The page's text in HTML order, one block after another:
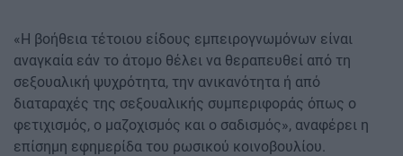
«Η βοήθεια τέτοιου είδους εμπειρογνωμόνων είναι
αναγκαία εάν το άτομο θέλει να θεραπευθεί από τη
σεξουαλική ψυχρότητα, την ανικανότητα ή από
διαταραχές της σεξουαλικής συμπεριφοράς όπως ο
φετιχισμός, ο μαζοχισμός και ο σαδισμός», αναφέρει η
επίσημη εφημερίδα του ρωσικού κοινοβουλίου.